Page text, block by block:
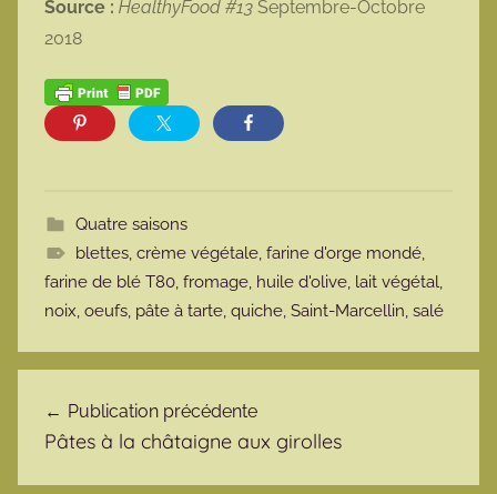
Source : HealthyFood #13 Septembre-Octobre
2018
Quatre saisons
blettes, crème végétale, farine d'orge mondé,
farine de blé T80, fromage, huile d'olive, lait végétal,
noix, oeufs, pâte à tarte, quiche, Saint-Marcellin, salé
Publication précédente
Pâtes à la châtaigne aux girolles